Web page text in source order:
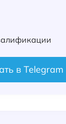
в Telegram